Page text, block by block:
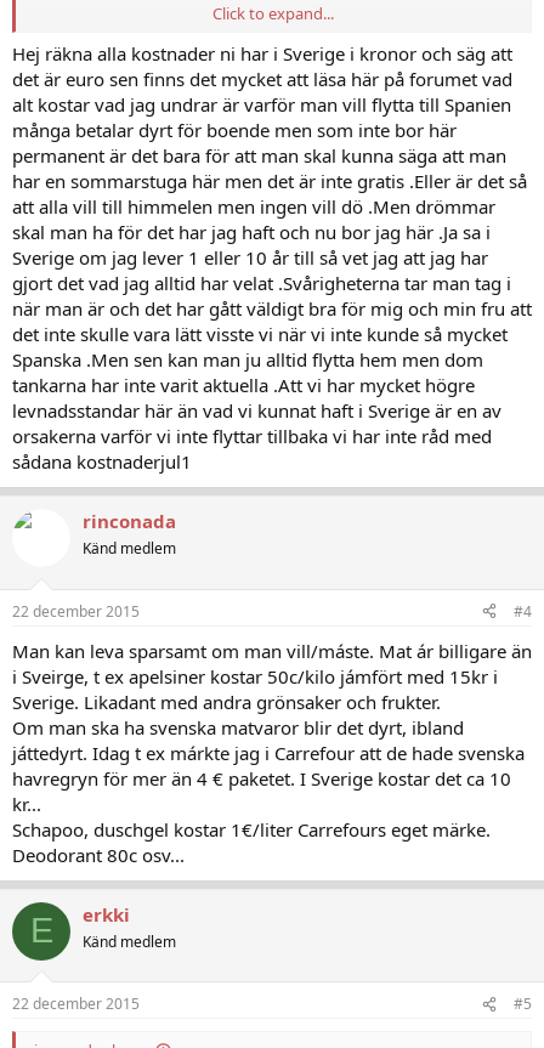
Vi är ett par, runt 60 år unga. Låt oss säga att vi som bas kommer att
ha bostad och bil i Las Palmas inköpt utan lån, samt i övrigt
skuldfria - dvs. inga kapitalkostnader.
Eftersom vi kommer att ha mycket fritid vill vi gärna handla
matvaror på marknader och tillaga mycket mat själva, men vill ändå
unna oss lyxen att äta ute par gånger i veckan.
Vilken är den minsta månadsbudgeten (2 pers) man törs räkna
med.
- Mat & hygien
- Restaurangbesök 2-3ggr/vecka
- Försäkringar
- El, tele, vatten
- Skatter
- Ev. sjukvårdsförsäkringar?
- Bilskatt/försäkringar
- Lokaltrafik
- Allt övrigt..?
Är 20,000kr/månad en möjlig budget att leva på?
Har läst att en genomsnittlig månadslön efter skatt för lokalfolk i GC
arbetar?
Click to expand...
Hej räkna alla kostnader ni har i Sverige i kronor och säg att
det är euro sen finns det mycket att läsa här på forumet vad
alt kostar vad jag undrar är varför man vill flytta till Spanien
många betalar dyrt för boende men som inte bor här
permanent är det bara för att man skal kunna säga att man
har en sommarstuga här men det är inte gratis .Eller är det så
att alla vill till himmelen men ingen vill dö .Men drömmar
skal man ha för det har jag haft och nu bor jag här .Ja sa i
Sverige om jag lever 1 eller 10 år till så vet jag att jag har
gjort det vad jag alltid har velat .Svårigheterna tar man tag i
när man är och det har gått väldigt bra för mig och min fru att
det inte skulle vara lätt visste vi när vi inte kunde så mycket
Spanska .Men sen kan man ju alltid flytta hem men dom
tankarna har inte varit aktuella .Att vi har mycket högre
levnadsstandar här än vad vi kunnat haft i Sverige är en av
orsakerna varför vi inte flyttar tillbaka vi har inte råd med
sådana kostnaderjul1
rinconada
Känd medlem
22 december 2015 #4
Man kan leva sparsamt om man vill/máste. Mat ár billigare än
i Sveirge, t ex apelsiner kostar 50c/kilo jámfört med 15kr i
Sverige. Likadant med andra grönsaker och frukter.
Om man ska ha svenska matvaror blir det dyrt, ibland
játtedyrt. Idag t ex márkte jag i Carrefour att de hade svenska
havregryn för mer än 4 € paketet. I Sverige kostar det ca 10
kr...
Schapoo, duschgel kostar 1€/liter Carrefours eget märke.
Deodorant 80c osv...
E erkki
Känd medlem
22 december 2015 #5